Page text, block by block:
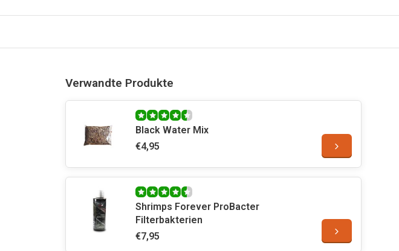
Verwandte Produkte
Black Water Mix
€4,95
Shrimps Forever ProBacter
Filterbakterien
€7,95